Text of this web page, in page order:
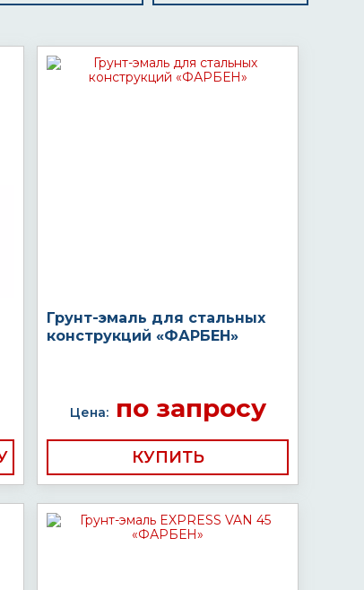
Грунт-эмаль для стальных
конструкций «ФАРБЕН»
Цена:по запросу
КУПИТЬ